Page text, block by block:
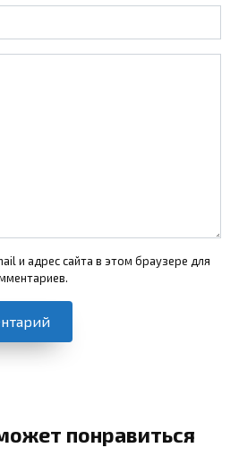
и адрес сайта в этом браузере для
понравиться